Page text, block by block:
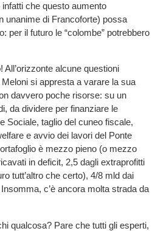
che questo aumento
unanime di Francoforte) possa
per il futuro le “colombe” potrebbero
alcune questioni
si appresta a varare la sua
davvero poche risorse: su un
da dividere per finanziare le
Sociale, taglio del cuneo fiscale,
e avvio dei lavori del Ponte
è mezzo pieno (o mezzo
in deficit, 2,5 dagli extraprofitti
tutt’altro che certo), 4/8 mld dai
c’è ancora molta strada da
qualcosa? Pare che tutti gli esperti,